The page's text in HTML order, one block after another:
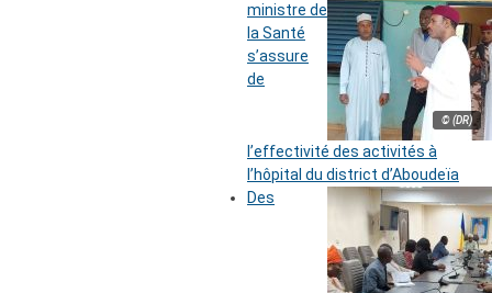
© (DR)
ministre de
la Santé
s’assure
de
l’effectivité des activités à
l’hôpital du district d’Aboudeïa
Des